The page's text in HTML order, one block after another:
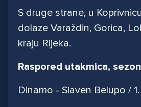
S druge strane, u
dolaze Varaždin, Gorica,
kraju Rijeka.
Raspored utakmica,
Dinamo - Slaven Belupo /